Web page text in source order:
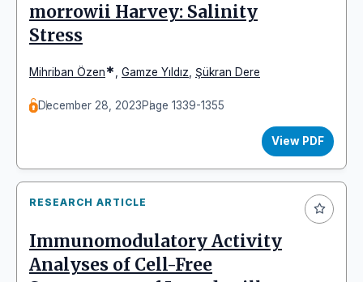
morrowii Harvey: Salinity
Stress
Mihriban Özen* Gamze Yıldız Şükran Dere
December 28, 2023Page 1339-1355
View PDF
RESEARCH ARTICLE
Immunomodulatory Activity
Analyses of Cell-Free